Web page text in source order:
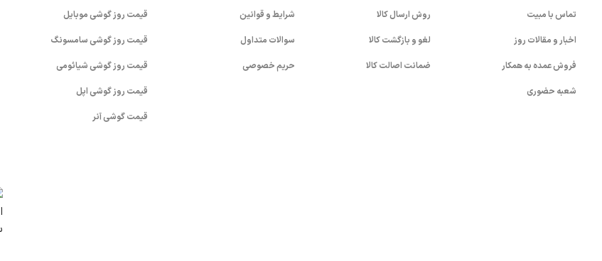
تماس با مبیت
اخبار و مقالات روز
فروش عمده به همکار
شعبه حضوری
روش ارسال کالا
لغو و بازگشت کالا
ضمانت اصالت کالا
شرایط و قوانین
سوالات متداول
حریم خصوصی
قیمت روز گوشی موبایل
قیمت روز گوشی سامسونگ
قیمت روز گوشی شیائومی
قیمت روز گوشی اپل
قیمت گوشی آنر